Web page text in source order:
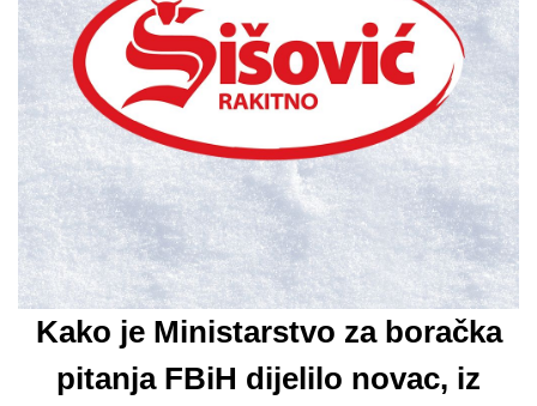
Kako je Ministarstvo za boračka
pitanja FBiH dijelilo novac, iz